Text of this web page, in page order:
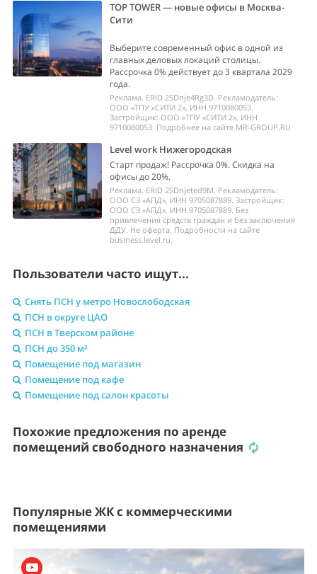
TOP TOWER — новые офисы в Москва-
Сити
Выберите современный офис в одной из
главных деловых локаций столицы.
Рассрочка 0% действует до 3 квартала 2029
года.
Реклама. ERID 2SDnje4Rg3D. Рекламодатель:
ООО «ТПУ «СИТИ 2», ИНН 9710080053.
Застройщик: ООО «ТПУ «СИТИ 2», ИНН
9710080053. Подробнее на сайте MR-GROUP.RU
Level work Нижегородская
Старт продаж! Рассрочка 0%. Скидка на
офисы до 20%.
Реклама. ERID 2SDnjeted9M. Рекламодатель:
ООО СЗ «АПД», ИНН 9705087889. Застройщик:
ООО СЗ «АПД», ИНН 9705087889. Без
привлечения средств граждан и без заключения
ДДУ. Не оферта. Подробности на сайте
business.level.ru.
Пользователи часто ищут...
Снять ПСН у метро Новослободская
ПСН в округе ЦАО
ПСН в Тверском районе
ПСН до 350 м²
Помещение под магазин
Помещение под кафе
Помещение под салон красоты
Похожие предложения по аренде
помещений свободного назначения
Популярные ЖК с коммерческими
помещениями